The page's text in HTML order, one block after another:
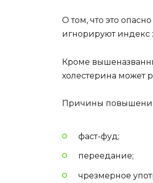
О том, что это
игнорируют индекс
Кроме
холестерина может
Причины
фаст-фуд;
переедание;
чрезмерное